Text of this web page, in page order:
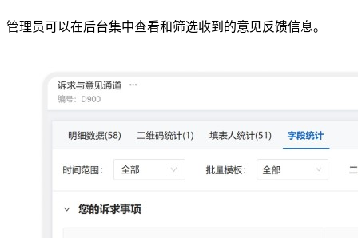
管理员可以在后台集中查看和筛选收到的意见反馈信息。